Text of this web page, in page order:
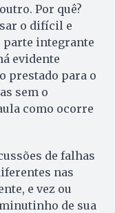
Por quê?
o difícil e
parte integrante
evidente
prestado para o
sem o
como ocorre
de falhas
nas
e vez ou
de sua